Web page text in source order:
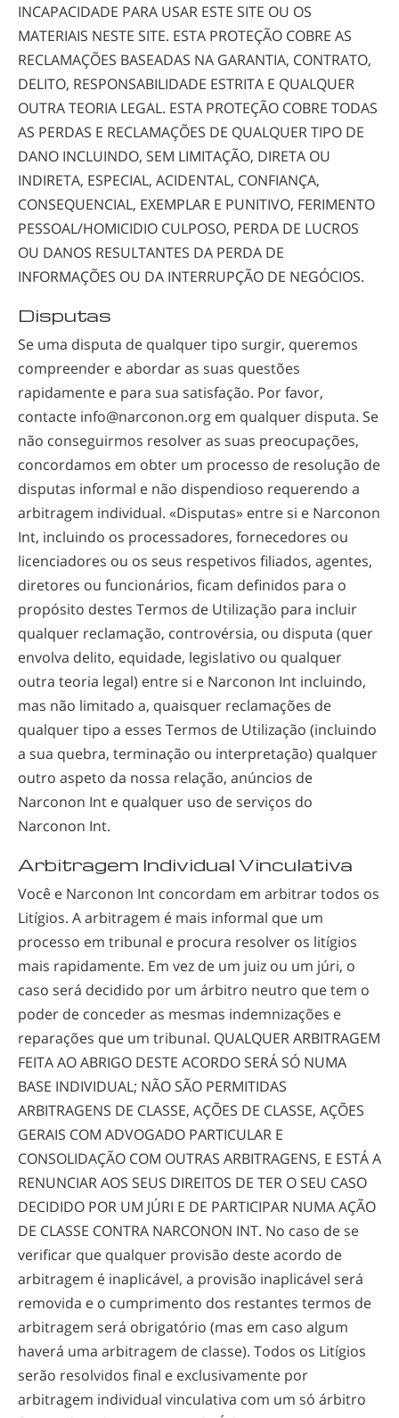
INCAPACIDADE PARA USAR ESTE SITE OU OS
MATERIAIS NESTE SITE. ESTA PROTEÇÃO COBRE AS
RECLAMAÇÕES BASEADAS NA GARANTIA, CONTRATO,
DELITO, RESPONSABILIDADE ESTRITA E QUALQUER
OUTRA TEORIA LEGAL. ESTA PROTEÇÃO COBRE TODAS
AS PERDAS E RECLAMAÇÕES DE QUALQUER TIPO DE
DANO INCLUINDO, SEM LIMITAÇÃO, DIRETA OU
INDIRETA, ESPECIAL, ACIDENTAL, CONFIANÇA,
CONSEQUENCIAL, EXEMPLAR E PUNITIVO, FERIMENTO
PESSOAL/HOMICIDIO CULPOSO, PERDA DE LUCROS
OU DANOS RESULTANTES DA PERDA DE
INFORMAÇÕES OU DA INTERRUPÇÃO DE NEGÓCIOS.
Disputas
Se uma disputa de qualquer tipo surgir, queremos
compreender e abordar as suas questões
rapidamente e para sua satisfação. Por favor,
contacte info@narconon.org em qualquer disputa. Se
não conseguirmos resolver as suas preocupações,
concordamos em obter um processo de resolução de
disputas informal e não dispendioso requerendo a
arbitragem individual. «Disputas» entre si e Narconon
Int, incluindo os processadores, fornecedores ou
licenciadores ou os seus respetivos filiados, agentes,
diretores ou funcionários, ficam definidos para o
propósito destes Termos de Utilização para incluir
qualquer reclamação, controvérsia, ou disputa (quer
envolva delito, equidade, legislativo ou qualquer
outra teoria legal) entre si e Narconon Int incluindo,
mas não limitado a, quaisquer reclamações de
qualquer tipo a esses Termos de Utilização (incluindo
a sua quebra, terminação ou interpretação) qualquer
outro aspeto da nossa relação, anúncios de
Narconon Int e qualquer uso de serviços do
Narconon Int.
Arbitragem Individual Vinculativa
Você e Narconon Int concordam em arbitrar todos os
Litígios. A arbitragem é mais informal que um
processo em tribunal e procura resolver os litígios
mais rapidamente. Em vez de um juiz ou um júri, o
caso será decidido por um árbitro neutro que tem o
poder de conceder as mesmas indemnizações e
reparações que um tribunal. QUALQUER ARBITRAGEM
FEITA AO ABRIGO DESTE ACORDO SERÁ SÓ NUMA
BASE INDIVIDUAL; NÃO SÃO PERMITIDAS
ARBITRAGENS DE CLASSE, AÇÕES DE CLASSE, AÇÕES
GERAIS COM ADVOGADO PARTICULAR E
CONSOLIDAÇÃO COM OUTRAS ARBITRAGENS, E ESTÁ A
RENUNCIAR AOS SEUS DIREITOS DE TER O SEU CASO
DECIDIDO POR UM JÚRI E DE PARTICIPAR NUMA AÇÃO
DE CLASSE CONTRA NARCONON INT. No caso de se
verificar que qualquer provisão deste acordo de
arbitragem é inaplicável, a provisão inaplicável será
removida e o cumprimento dos restantes termos de
arbitragem será obrigatório (mas em caso algum
haverá uma arbitragem de classe). Todos os Litígios
serão resolvidos final e exclusivamente por
arbitragem individual vinculativa com um só árbitro